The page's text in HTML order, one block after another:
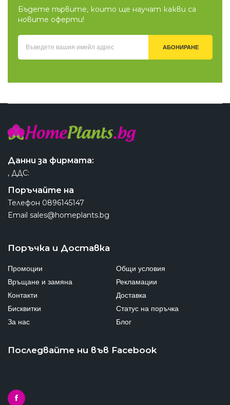
Бъдете първите, които ще научат какви са
новите оферти!
АБОНИРАНЕ
Данни за фирмата:
, ДДС:
Поръчайте на
Телефон 0896145147
Email sales@homeplants.bg
Поръчка и Доставка
Промоции
Общи условия
Връщане и замяна
Рекламации
Контакти
Доставка
Бисквитки
Статус на поръчка
За нас
Блог
Последвайте ни във Facebook